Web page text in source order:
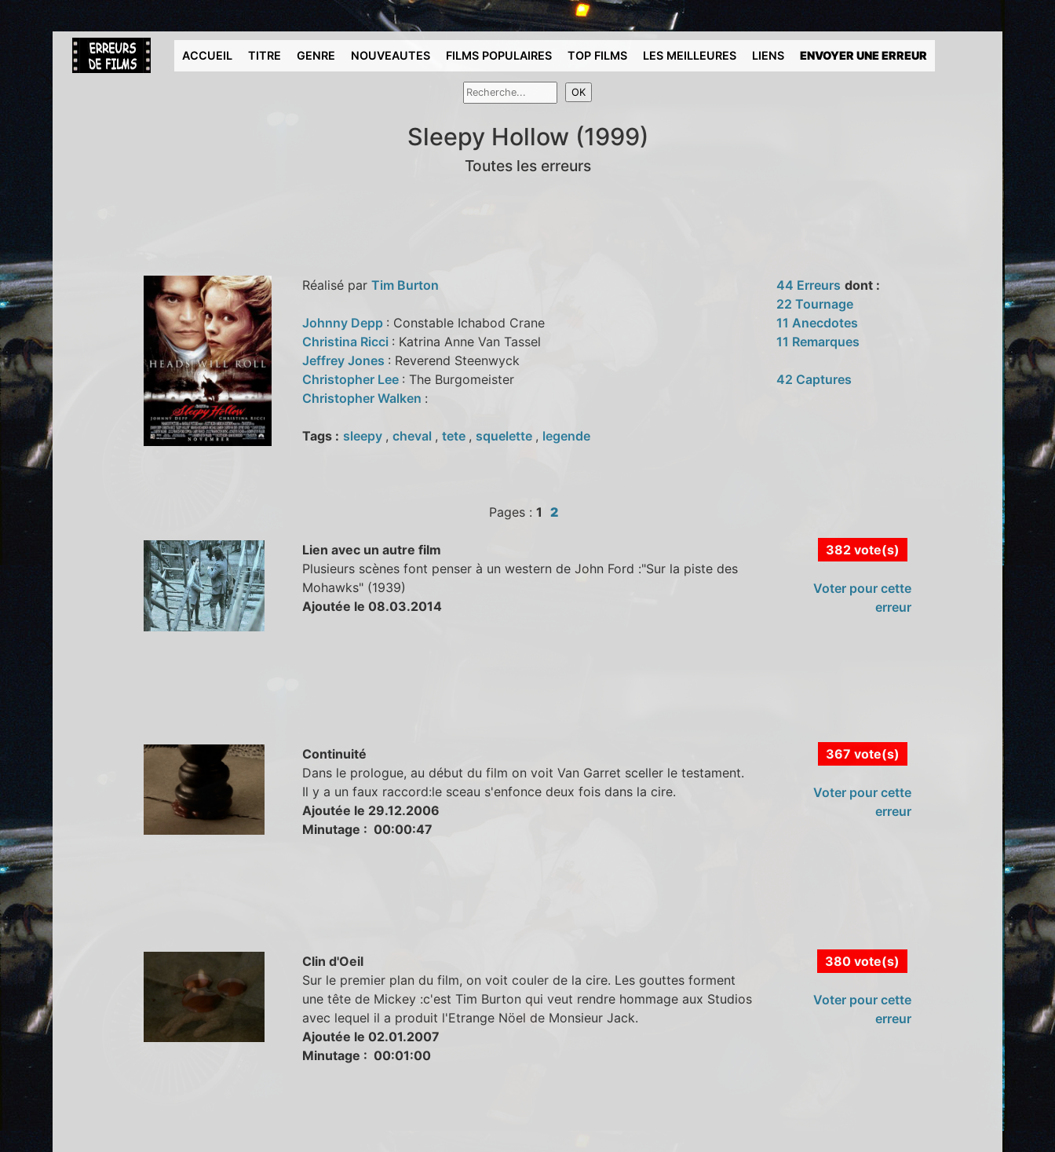
ACCUEIL TITRE GENRE NOUVEAUTES FILMS POPULAIRES TOP FILMS LES MEILLEURES LIENS ENVOYER UNE ERREUR
Sleepy Hollow (1999)
Toutes les erreurs
Réalisé par Tim Burton
Johnny Depp : Constable Ichabod Crane
Christina Ricci : Katrina Anne Van Tassel
Jeffrey Jones : Reverend Steenwyck
Christopher Lee : The Burgomeister
Christopher Walken :
Tags : sleepy , cheval , tete , squelette , legende
44 Erreurs dont :
22 Tournage
11 Anecdotes
11 Remarques
42 Captures
Pages : 1 2
Lien avec un autre film
Plusieurs scènes font penser à un western de John Ford :"Sur la piste des
Mohawks" (1939)
Ajoutée le 08.03.2014
382 vote(s)
Voter pour cette
erreur
Continuité
Dans le prologue, au début du film on voit Van Garret sceller le testament.
Il y a un faux raccord:le sceau s'enfonce deux fois dans la cire.
Ajoutée le 29.12.2006
Minutage : 00:00:47
367 vote(s)
Voter pour cette
erreur
Clin d'Oeil
Sur le premier plan du film, on voit couler de la cire. Les gouttes forment
une tête de Mickey :c'est Tim Burton qui veut rendre hommage aux Studios
avec lequel il a produit l'Etrange Nöel de Monsieur Jack.
Ajoutée le 02.01.2007
Minutage : 00:01:00
380 vote(s)
Voter pour cette
erreur